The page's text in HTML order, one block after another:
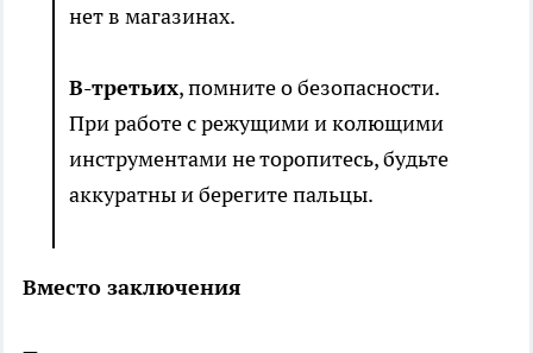
нет в магазинах.
В-третьих, помните о безопасности.
При работе с режущими и колющими
инструментами не торопитесь, будьте
аккуратны и берегите пальцы.
Вместо заключения